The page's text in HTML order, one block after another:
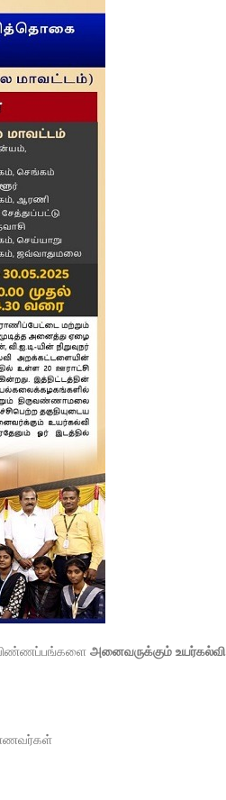
விண்ணப்பங்களைஅனைவருக்கும் உயர்கல்வி